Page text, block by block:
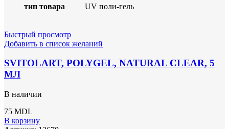
тип товара UV поли-гель
Быстрый просмотр
Добавить в список желаний
SVITOLART, POLYGEL, NATURAL CLEAR, 5
МЛ
В наличии
75 MDL
В корзину